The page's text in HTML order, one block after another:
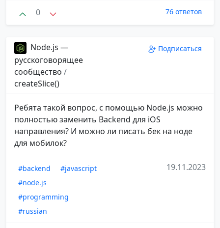
0 76 ответов
Node.js —
русскоговорящее
сообщество /
createSlice()
Подписаться
Ребята такой вопрос, с помощью Node.js можно
полностью заменить Backend для iOS
направления? И можно ли писать бек на ноде
для мобилок?
#backend
#javascript
#node.js
#programming
#russian
19.11.2023